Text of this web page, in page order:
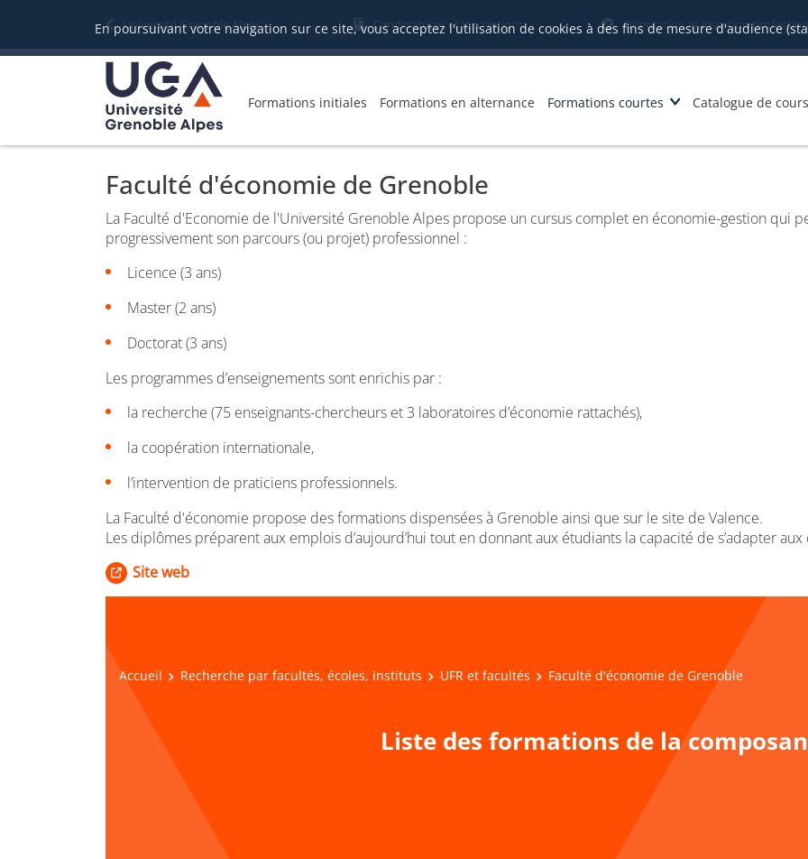
En poursuivant votre navigation sur ce site, vous acceptez l'utilisation de cookies à des fins de mesure d'audience
Université Grenoble Alpes Candidatures et inscriptions Orientation et insertion
Formations initiales Formations en alternance Formations courtes Catalogue de cours
Faculté d'économie de Grenoble
La Faculté d'Economie de l'Université Grenoble Alpes propose un cursus complet en économie-gestion qui
progressivement son parcours (ou projet) professionnel :
Licence (3 ans)
Master (2 ans)
Doctorat (3 ans)
Les programmes d’enseignements sont enrichis par :
la recherche (75 enseignants-chercheurs et 3 laboratoires d’économie rattachés),
la coopération internationale,
l’intervention de praticiens professionnels.
La Faculté d'économie propose des formations dispensées à Grenoble ainsi que sur le site de Valence.
Les diplômes préparent aux emplois d’aujourd’hui tout en donnant aux étudiants la capacité de s’adapter
Site web
Accueil Recherche par facultés, écoles, instituts UFR et facultés Faculté d'économie de Grenoble
Liste des formations de la